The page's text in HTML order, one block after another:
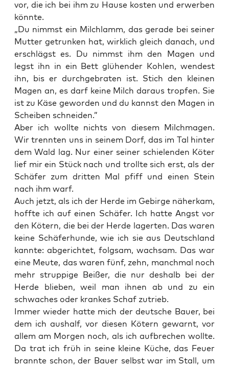
vor, die ich bei ihm zu Hau­se kos­ten und erwer­ben
könnte.
„Du nimmst ein Milch­lamm, das gera­de bei sei­ner
Mut­ter getrun­ken hat, wirk­lich gleich danach, und
erschlägst es. Du nimmst ihm den Magen und
legst ihn in ein Bett glü­hen­der Koh­len, wen­dest
ihn, bis er durch­ge­bra­ten ist. Stich den klei­nen
Magen an, es darf kei­ne Milch dar­aus trop­fen. Sie
ist zu Käse gewor­den und du kannst den Magen in
Schei­ben schneiden.”
Aber ich woll­te nichts von die­sem Milch­ma­gen.
Wir trenn­ten uns in sei­nem Dorf, das im Tal hin­ter
dem Wald lag. Nur einer sei­ner schie­len­den Köter
lief mir ein Stück nach und troll­te sich erst, als der
Schä­fer zum drit­ten Mal pfiff und einen Stein
nach ihm warf.
Auch jetzt, als ich der Her­de im Gebir­ge näher­kam,
hoff­te ich auf einen Schä­fer. Ich hat­te Angst vor
den Kötern, die bei der Her­de lager­ten. Das waren
kei­ne Schä­fer­hun­de, wie ich sie aus Deutsch­land
kann­te: abge­rich­tet, folg­sam, wach­sam. Das war
eine Meu­te, das waren fünf, zehn, manch­mal noch
mehr strup­pi­ge Bei­ßer, die nur des­halb bei der
Her­de blie­ben, weil man ihnen ab und zu ein
schwa­ches oder kran­kes Schaf zutrieb.
Immer wie­der hat­te mich der deut­sche Bau­er, bei
dem ich aus­half, vor die­sen Kötern gewarnt, vor
allem am Mor­gen noch, als ich auf­bre­chen woll­te.
Da trat ich früh in sei­ne klei­ne Küche, das Feu­er
brann­te schon, der Bau­er selbst war im Stall, um